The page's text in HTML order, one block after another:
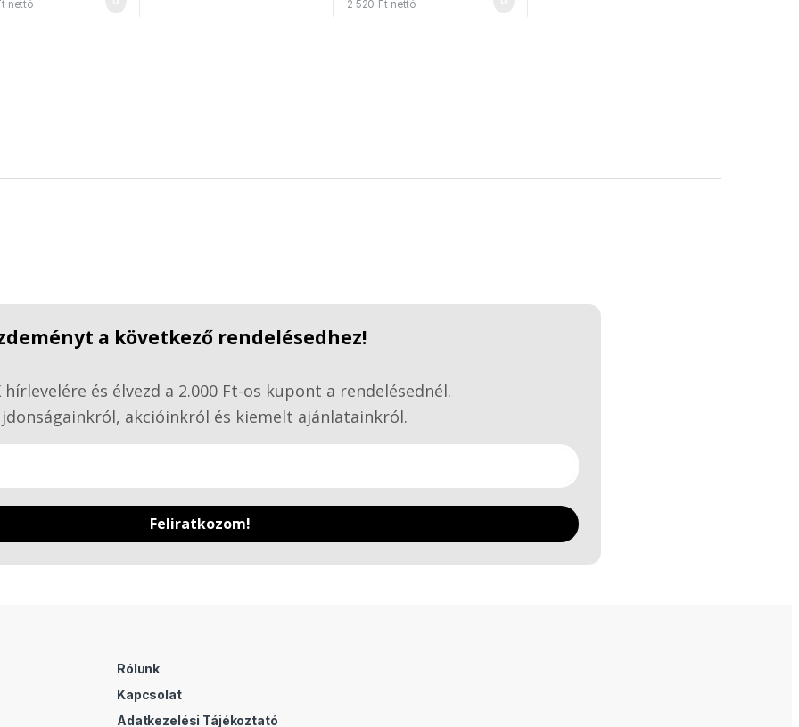
nettó 2 520 Ft nettó
a következő rendelésedhez!
hírlevelére és élvezd a 2.000 Ft-os kupont a rendelésednél.
akcióinkról és kiemelt ajánlatainkról.
Feliratkozom!
Rólunk
Kapcsolat
Adatkezelési Tájékoztató